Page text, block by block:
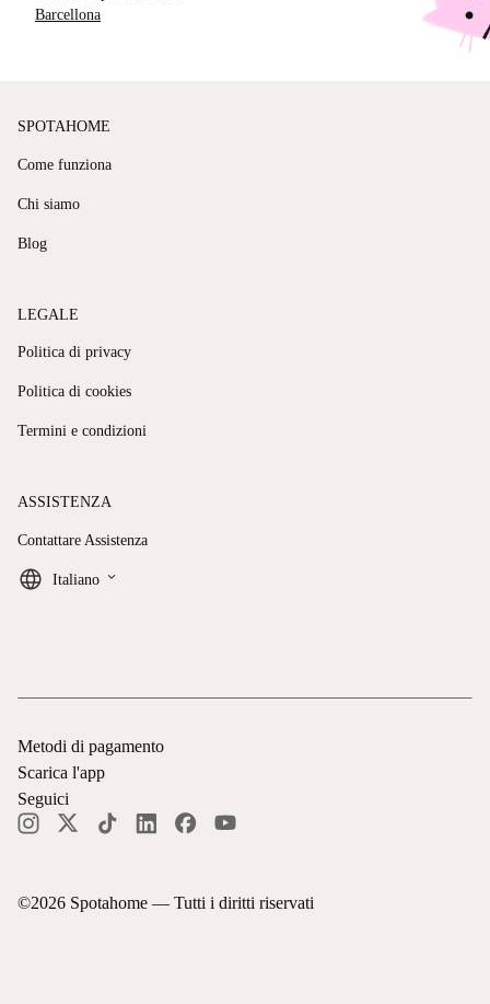
Barcellona
SPOTAHOME
Come funziona
Chi siamo
Blog
LEGALE
Politica di privacy
Politica di cookies
Termini e condizioni
ASSISTENZA
Contattare Assistenza
Italiano keyboard_arrow_down
©2026 Spotahome — Tutti i diritti riservati
Metodi di pagamento
Scarica l'app
Seguici